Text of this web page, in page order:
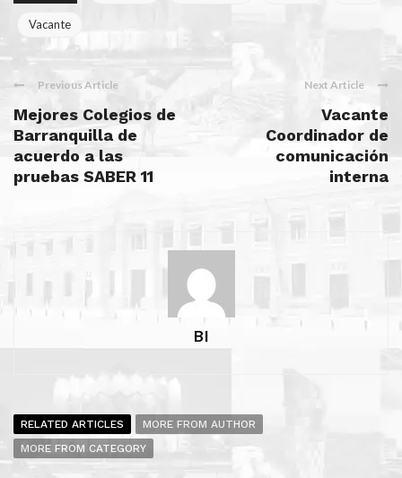
Vacante
Previous Article
Mejores Colegios de
Barranquilla de
acuerdo a las
pruebas SABER 11
Next Article
Vacante
Coordinador de
comunicación
interna
BI
RELATED ARTICLES
MORE FROM AUTHOR
MORE FROM CATEGORY